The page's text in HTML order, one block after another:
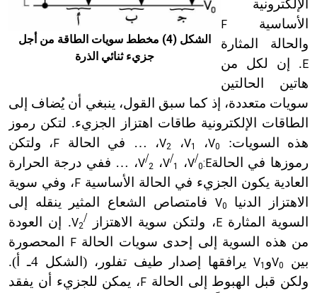
الشكل (4) مخطط سويات الطاقة من أجل
جزيء ثنائي الذرة
الإلكترونية
الأساسية F
والحالة المثارة
E
. إن لكل من
هاتين الحالتين
سويات متعددة، إذ كما سبق القول، ينبغي أن يُضاف إلى
الطاقات الإلكترونية طاقات اهتزاز الجزيء. لتكن رموز
هذه السويات:
V0 ، V1 ، V2 ، … في الحالة F ، ولتكن
رموزها في الحالة:E
0
/
V، 1
/
V، 2
/
V، … ففي درجة الحرارة
العادية يكون الجزيء في الحالة الأساسية F ، وفي سوية
الاهتزاز الدنيا
V0
فامتصاص الشعاع المثير ينقله إلى
السوية المثارةE ، ولتكن سوية الاهتزاز /
V2
. إن العودة
من هذه السوية إلى إحدى سويات الحالةF
المحصورة
بين
V0 و V1
يرافقها إصدار طيف تفلور، (الشكل 4ـ أ).
ولكن قبل الهبوط إلى الحالة F ، يمكن للجزيء أن يفقد